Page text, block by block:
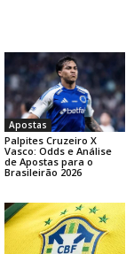
Apostas
Palpites Cruzeiro X
Vasco: Odds e Análise
de Apostas para o
Brasileirão 2026